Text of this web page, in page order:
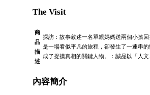
The Visit
商
品
描
述
探訪：故事敘述一名單親媽媽送兩個小孩
是一場看似平凡的旅程，卻發生了一連串
成了捉摸真相的關鍵人物。：誠品以「人文
內容簡介